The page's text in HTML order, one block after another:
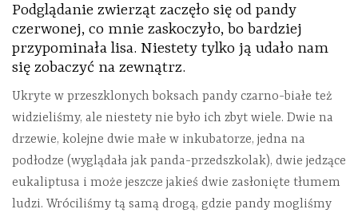
Podglądanie zwierząt zaczęło się od pandy
czerwonej, co mnie zaskoczyło, bo bardziej
przypominała lisa. Niestety tylko ją udało nam
się zobaczyć na zewnątrz.
Ukryte w przeszklonych boksach pandy czarno-białe też
widzieliśmy, ale niestety nie było ich zbyt wiele. Dwie na
drzewie, kolejne dwie małe w inkubatorze, jedna na
podłodze (wyglądała jak panda-przedszkolak), dwie jedzące
eukaliptusa i może jeszcze jakieś dwie zasłonięte tłumem
ludzi. Wróciliśmy tą samą drogą, gdzie pandy mogliśmy